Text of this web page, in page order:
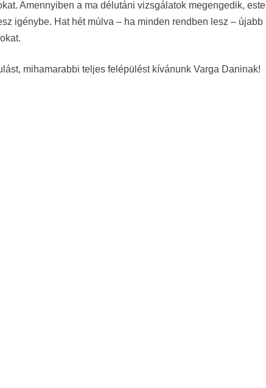
Amennyiben a ma délutáni vizsgálatok megengedik, este
igénybe. Hat hét múlva – ha minden rendben lesz – újabb
mihamarabbi teljes felépülést kívánunk Varga Daninak!